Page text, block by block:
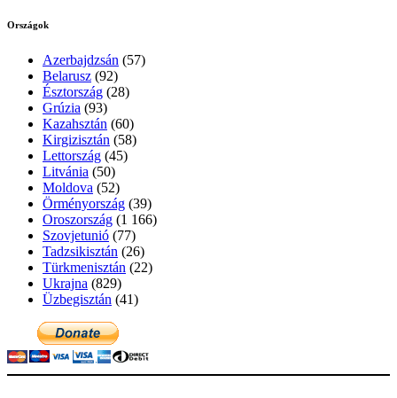
Országok
Azerbajdzsán (57)
Belarusz (92)
Észtország (28)
Grúzia (93)
Kazahsztán (60)
Kirgizisztán (58)
Lettország (45)
Litvánia (50)
Moldova (52)
Örményország (39)
Oroszország (1 166)
Szovjetunió (77)
Tadzsikisztán (26)
Türkmenisztán (22)
Ukrajna (829)
Üzbegisztán (41)